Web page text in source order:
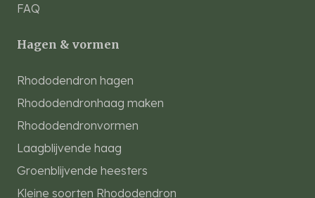
FAQ
Hagen & vormen
Rhododendron hagen
Rhododendronhaag maken
Rhododendronvormen
Laagblijvende haag
Groenblijvende heesters
Kleine soorten Rhododendron